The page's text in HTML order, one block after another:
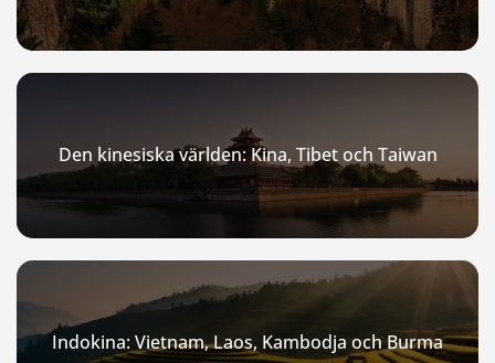
Den kinesiska världen: Kina, Tibet och Taiwan
Indokina: Vietnam, Laos, Kambodja och Burma